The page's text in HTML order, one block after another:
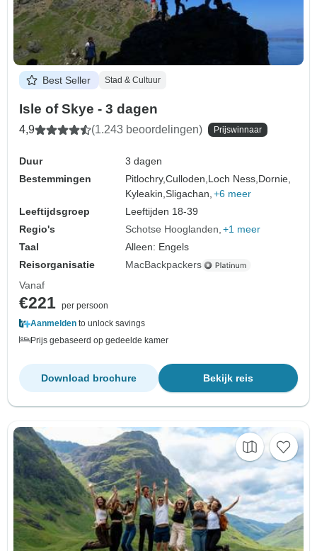
Best Seller Stad & Cultuur
Isle of Skye - 3 dagen
4,9 (1.243 beoordelingen) Prijswinnaar
Duur
3 dagen
Bestemmingen
Pitlochry,Culloden,Loch Ness,Dornie,
Kyleakin,Sligachan, +6 meer
Leeftijdsgroep
Leeftijden 18-39
Regio's
Schotse Hooglanden +1 meer
Taal
Alleen: Engels
Reisorganisatie
MacBackpackers
Vanaf
€221 per persoon
Aanmelden to unlock savings
Prijs gebaseerd op gedeelde kamer
Bekijk reis
Download brochure